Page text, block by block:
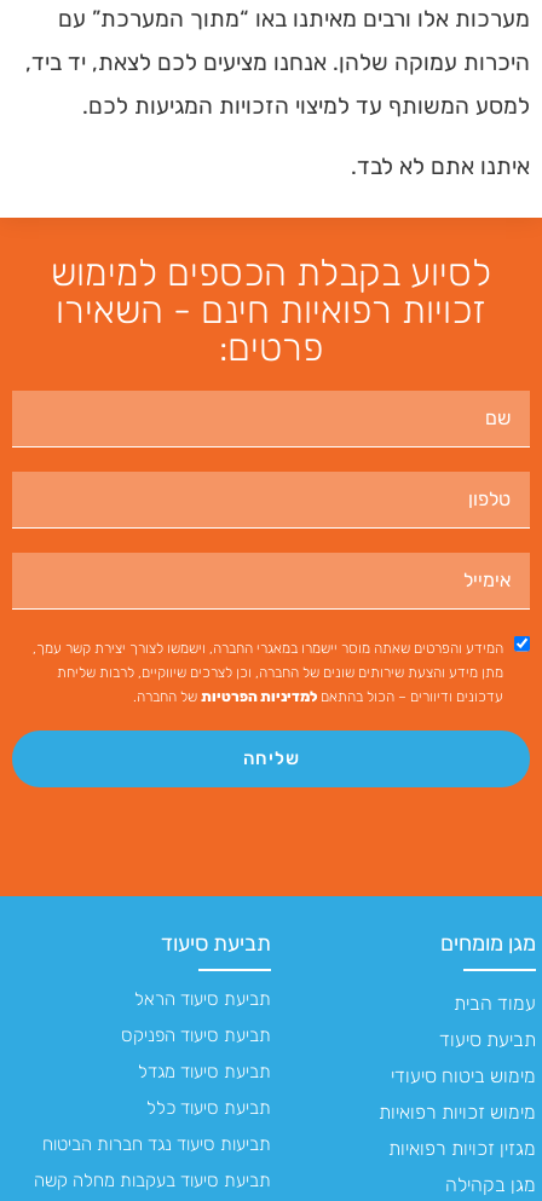
מערכות אלו ורבים מאיתנו באו “מתוך המערכת” עם
היכרות עמוקה שלהן. אנחנו מציעים לכם לצאת, יד ביד,
למסע המשותף עד למיצוי הזכויות המגיעות לכם.
איתנו אתם לא לבד.
לסיוע בקבלת הכספים למימוש
זכויות רפואיות חינם - השאירו
פרטים:
המידע והפרטים שאתה מוסר יישמרו במאגרי החברה, וישמשו לצורך יצירת קשר עמך,
מתן מידע והצעת שירותים שונים של החברה, וכן לצרכים שיווקיים, לרבות שליחת
עדכונים ודיוורים – הכול בהתאםלמדיניות הפרטיות של החברה.
שליחה
מגן מומחים
עמוד הבית
תביעת סיעוד
מימוש ביטוח סיעודי
מימוש זכויות רפואיות
מגזין זכויות רפואיות
מגן בקהילה
תביעת סיעוד
תביעת סיעוד הראל
תביעת סיעוד הפניקס
תביעת סיעוד מגדל
תביעת סיעוד כלל
תביעות סיעוד נגד חברות הביטוח
תביעת סיעוד בעקבות מחלה קשה